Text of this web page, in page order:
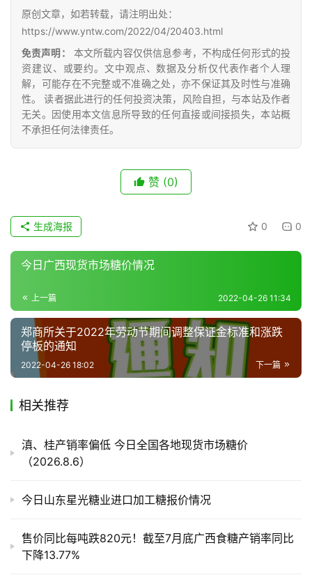
糖
网
公
众
号
题
地
区
频
道
业
储
原创文章，如若转载，请注明出处：
https://www.yntw.com/2022/04/20403.html
免责声明：
本文所载内容仅供信息参考，不构成任何形式的投
资建议、或要约。文中观点、数据及分析仅代表作者个人理
解，可能存在不完整或不准确之处，亦不保证其及时性与准确
性。 读者据此进行的任何投资决策，风险自担，与本站及作者
无关。因使用本文信息所导致的任何直接或间接损失，本站概
不承担任何法律责任。
赞 (0)
0 0
生成海报
今日广西现货市场糖价情况
上一篇 2022-04-26 11:34
郑商所关于2022年劳动节期间调整保证金标准和涨跌
停板的通知
下一篇
2022-04-26 18:02
相关推荐
滇、桂产销率偏低 今日全国各地现货市场糖价
（2026.8.6）
今日山东星光糖业进口加工糖报价情况
售价同比每吨跌820元！截至7月底广西食糖产销率同比
下降13.77%